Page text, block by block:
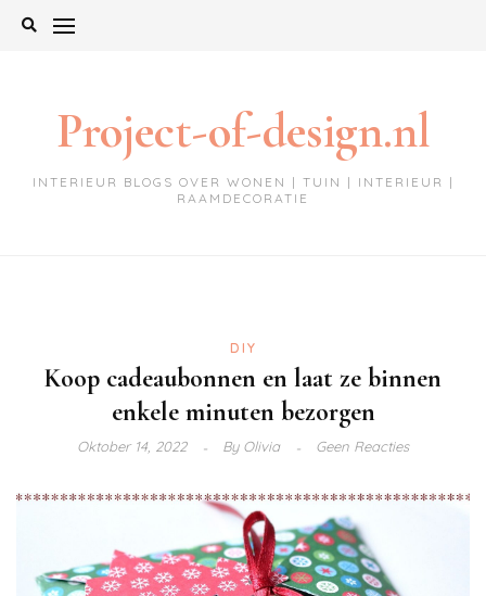
Project-of-design.nl
INTERIEUR BLOGS OVER WONEN | TUIN | INTERIEUR |
RAAMDECORATIE
DIY
Koop cadeaubonnen en laat ze binnen
enkele minuten bezorgen
Oktober 14, 2022 ByOlivia Geen Reacties